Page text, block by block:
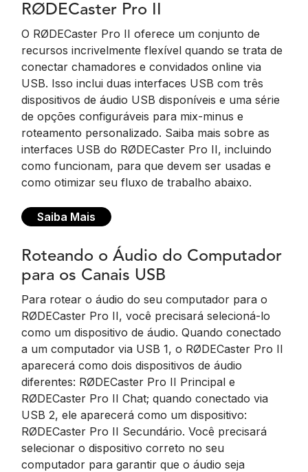
RØDECaster Pro II
O RØDECaster Pro II oferece um conjunto de
recursos incrivelmente flexível quando se trata de
conectar chamadores e convidados online via
USB. Isso inclui duas interfaces USB com três
dispositivos de áudio USB disponíveis e uma série
de opções configuráveis para mix-minus e
roteamento personalizado. Saiba mais sobre as
interfaces USB do RØDECaster Pro II, incluindo
como funcionam, para que devem ser usadas e
como otimizar seu fluxo de trabalho abaixo.
Saiba Mais
Roteando o Áudio do Computador
para os Canais USB
Para rotear o áudio do seu computador para o
RØDECaster Pro II, você precisará selecioná-lo
como um dispositivo de áudio. Quando conectado
a um computador via USB 1, o RØDECaster Pro II
aparecerá como dois dispositivos de áudio
diferentes: RØDECaster Pro II Principal e
RØDECaster Pro II Chat; quando conectado via
USB 2, ele aparecerá como um dispositivo:
RØDECaster Pro II Secundário. Você precisará
selecionar o dispositivo correto no seu
computador para garantir que o áudio seja